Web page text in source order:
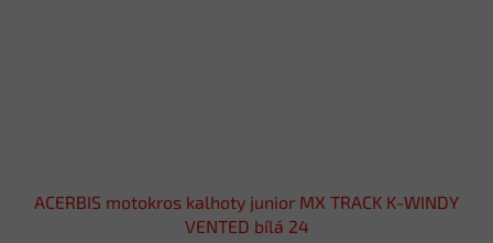
ACERBIS motokros kalhoty junior MX TRACK K-WINDY
VENTED bílá 24